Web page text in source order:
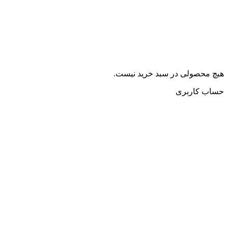
هیچ محصولی در سبد خرید نیست.
حساب کاربری